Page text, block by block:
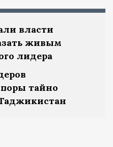
власти
живым
лидера
тайно